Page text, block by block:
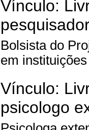
Vínculo:
Bolsista do
em
Vínculo:
psicologo